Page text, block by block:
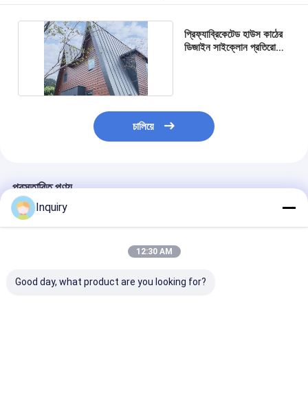
প্রিফ্যাব্রিকেটেড হাউস কাঠের
ডিজাইন সাইক্লোন প্রতিরোধী
চালিয়ে
প্রস্তাবিত পণ্য
Inquiry
12:30 AM
Good day, what product are you looking for?